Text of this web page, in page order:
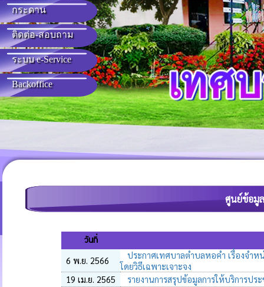
กระดาน
ติดต่อ-สอบถาม
ระบบ e-Service
Backoffice
ศูนย์ข้อมู
วันที่
6 พ.ย. 2566
ประกาศเทศบาลตำบลหอคำ เรื่องจำ
โดยวิธีเฉพาะเจาะจง
19 เม.ย. 2565
รายงานการสรุปข้อมูลการให้บริการป